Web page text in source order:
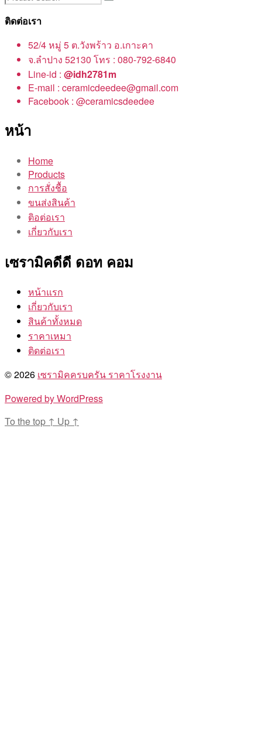
ติดต่อเรา
52/4 หมู่ 5 ต.วังพร้าว อ.เกาะคา
จ.ลำปาง 52130 โทร : 080-792-6840
Line-id : @idh2781m
E-mail : ceramicdeedee@gmail.com
Facebook : @ceramicsdeedee
หน้า
Home
Products
การสั่งชื้อ
ขนส่งสินค้า
ติอต่อเรา
เกี่ยวกับเรา
เซรามิคดีดี ดอท คอม
หน้าแรก
เกี่ยวกับเรา
สินค้าทั้งหมด
ราคาเหมา
ติดต่อเรา
© 2026 เซรามิคครบครัน ราคาโรงงาน
Powered by WordPress
To the top ↑ Up ↑